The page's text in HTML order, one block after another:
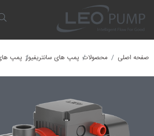
صفحه اصلی محصولات پمپ های سانتریفیوژ پمپ های